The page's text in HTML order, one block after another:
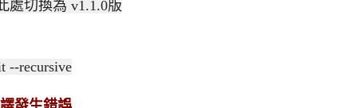
切換為 v1.1.0版
--recursive